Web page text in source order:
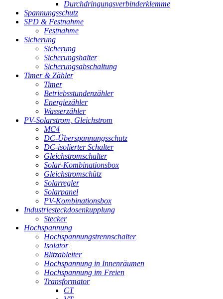
Durchdringungsverbinderklemme
Spannungsschutz
SPD & Festnahme
Festnahme
Sicherung
Sicherung
Sicherungshalter
Sicherungsabschaltung
Timer & Zähler
Timer
Betriebsstundenzähler
Energiezähler
Wasserzähler
PV-Solarstrom, Gleichstrom
MC4
DC-Überspannungsschutz
DC-isolierter Schalter
Gleichstromschalter
Solar-Kombinationsbox
Gleichstromschütz
Solarregler
Solarpanel
PV-Kombinationsbox
Industriesteckdosenkupplung
Stecker
Hochspannung
Hochspannungstrennschalter
Isolator
Blitzableiter
Hochspannung in Innenräumen
Hochspannung im Freien
Transformator
CT